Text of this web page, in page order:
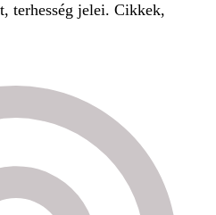
terhesség jelei. Cikkek,